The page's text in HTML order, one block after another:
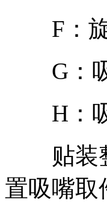
F：旋
G：吸
H：吸
贴装整
置吸嘴取